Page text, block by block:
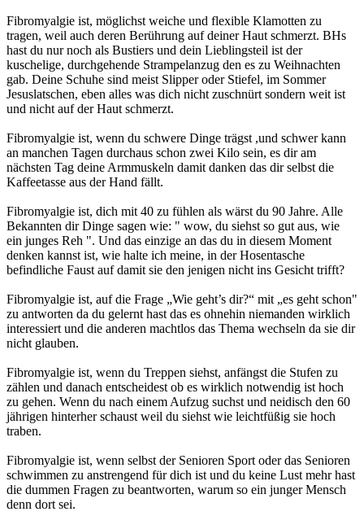
Fibromyalgie ist, möglichst weiche und flexible Klamotten zu
tragen, weil auch deren Berührung auf deiner Haut schmerzt. BHs
hast du nur noch als Bustiers und dein Lieblingsteil ist der
kuschelige, durchgehende Strampelanzug den es zu Weihnachten
gab. Deine Schuhe sind meist Slipper oder Stiefel, im Sommer
Jesuslatschen, eben alles was dich nicht zuschnürt sondern weit ist
und nicht auf der Haut schmerzt.
Fibromyalgie ist, wenn du schwere Dinge trägst ,und schwer kann
an manchen Tagen durchaus schon zwei Kilo sein, es dir am
nächsten Tag deine Armmuskeln damit danken das dir selbst die
Kaffeetasse aus der Hand fällt.
Fibromyalgie ist, dich mit 40 zu fühlen als wärst du 90 Jahre. Alle
Bekannten dir Dinge sagen wie: " wow, du siehst so gut aus, wie
ein junges Reh ". Und das einzige an das du in diesem Moment
denken kannst ist, wie halte ich meine, in der Hosentasche
befindliche Faust auf damit sie den jenigen nicht ins Gesicht trifft?
Fibromyalgie ist, auf die Frage „Wie geht’s dir?“ mit „es geht schon"
zu antworten da du gelernt hast das es ohnehin niemanden wirklich
interessiert und die anderen machtlos das Thema wechseln da sie dir
nicht glauben.
Fibromyalgie ist, wenn du Treppen siehst, anfängst die Stufen zu
zählen und danach entscheidest ob es wirklich notwendig ist hoch
zu gehen. Wenn du nach einem Aufzug suchst und neidisch den 60
jährigen hinterher schaust weil du siehst wie leichtfüßig sie hoch
traben.
Fibromyalgie ist, wenn selbst der Senioren Sport oder das Senioren
schwimmen zu anstrengend für dich ist und du keine Lust mehr hast
die dummen Fragen zu beantworten, warum so ein junger Mensch
denn dort sei.